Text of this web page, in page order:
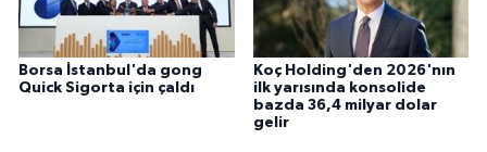
Borsa İstanbul'da gong
Quick Sigorta için çaldı
Koç Holding'den 2026'nın
ilk yarısında konsolide
bazda 36,4 milyar dolar
gelir